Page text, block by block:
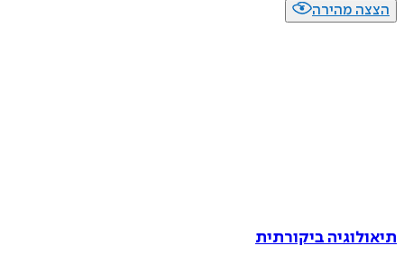
הצצה מהירה
תיאולוגיה ביקורתית